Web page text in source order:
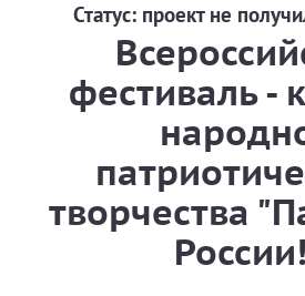
Статус: проект не
фестиваль -
творчества